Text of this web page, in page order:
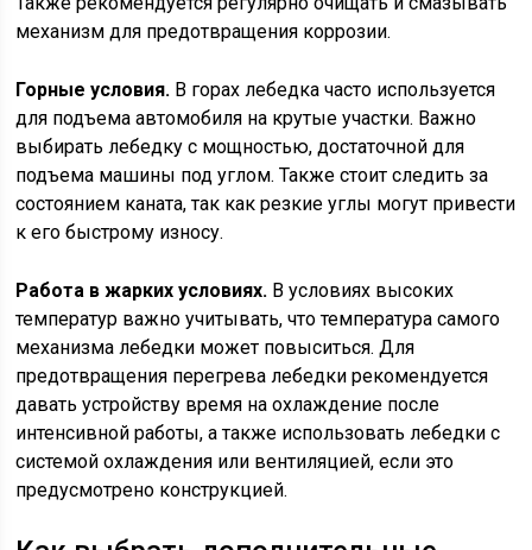
механизм для предотвращения коррозии.
Горные условия. В горах лебедка часто используется
для подъема автомобиля на крутые участки. Важно
выбирать лебедку с мощностью, достаточной для
подъема машины под углом. Также стоит следить за
состоянием каната, так как резкие углы могут привести
к его быстрому износу.
Работа в жарких условиях. В условиях высоких
температур важно учитывать, что температура самого
механизма лебедки может повыситься. Для
предотвращения перегрева лебедки рекомендуется
давать устройству время на охлаждение после
интенсивной работы, а также использовать лебедки с
системой охлаждения или вентиляцией, если это
предусмотрено конструкцией.